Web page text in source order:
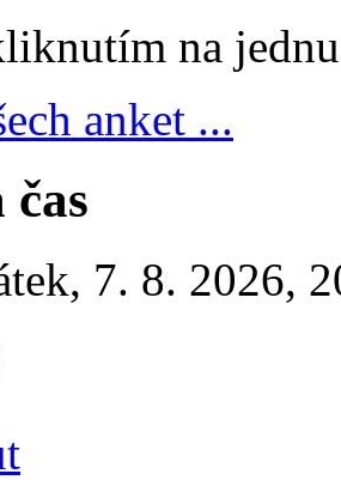
na
anket ...
, 7. 8. 2026,